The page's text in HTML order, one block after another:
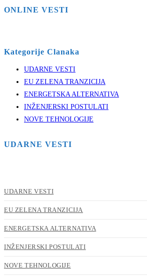
ONLINE VESTI
Kategorije Clanaka
UDARNE VESTI
EU ZELENA TRANZICIJA
ENERGETSKA ALTERNATIVA
INŽENJERSKI POSTULATI
NOVE TEHNOLOGIJE
UDARNE VESTI
UDARNE VESTI
EU ZELENA TRANZICIJA
ENERGETSKA ALTERNATIVA
INŽENJERSKI POSTULATI
NOVE TEHNOLOGIJE